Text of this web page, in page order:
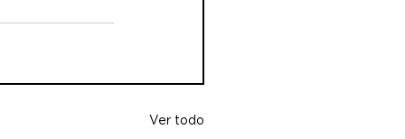
Ver todo